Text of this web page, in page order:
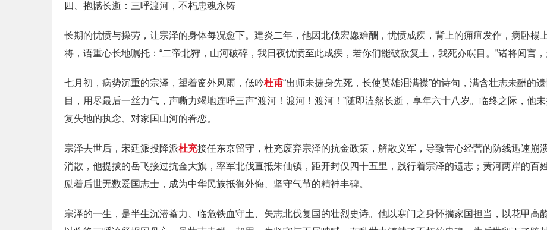
四、抱憾长逝：三呼渡河，不朽忠魂永铸
长期的忧愤与操劳，让宗泽的身体每况愈下。建炎二年，他因北伐宏愿难酬，忧愤成疾，背上的痈疽发作，病卧榻
将，语重心长地嘱托：“二帝北狩，山河破碎，我日夜忧愤至此成疾，若你们能破敌复土，我死亦瞑目。”诸将闻言，
七月初，病势沉重的宗泽，望着窗外风雨，低吟杜甫“出师未捷身先死，长使英雄泪满襟”的诗句，满含壮志未酬的
目，用尽最后一丝力气，声嘶力竭地连呼三声“渡河！渡河！渡河！”随即溘然长逝，享年六十八岁。临终之际，他
复失地的执念、对家国山河的眷恋。
宗泽去世后，宋廷派投降派杜充接任东京留守，杜充废弃宗泽的抗金政策，解散义军，导致苦心经营的防线迅速崩
消散，他提拔的岳飞接过抗金大旗，率军北伐直抵朱仙镇，距开封仅四十五里，践行着宗泽的遗志；黄河两岸的百
励着后世无数爱国志士，成为中华民族抵御外侮、坚守气节的精神丰碑。
宗泽的一生，是半生沉潜蓄力、临危铁血守土、矢志北伐复国的壮烈史诗。他以寒门之身怀揣家国担当，以花甲高